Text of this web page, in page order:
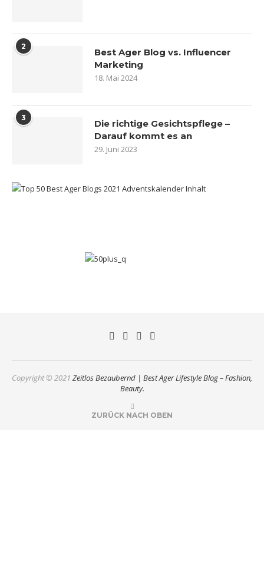
2
Best Ager Blog vs. Influencer
Marketing
18. Mai 2024
3
Die richtige Gesichtspflege –
Darauf kommt es an
29. Juni 2023
Copyright © 2021 Zeitlos Bezaubernd | Best Ager Lifestyle Blog – Fashion,
Beauty.
ZURÜCK NACH OBEN